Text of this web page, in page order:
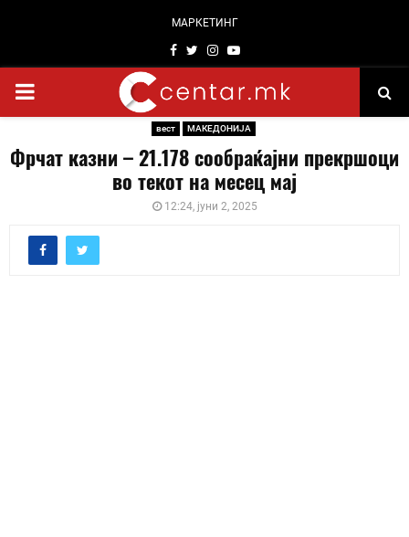
МАРКЕТИНГ
Facebook
TwitterInstagram
Youtube
PRIMARY
вест МАКЕДОНИЈА
Фрчат казни – 21.178 сообраќајни прекршоци
во текот на месец мај
12:24, јуни 2, 2025